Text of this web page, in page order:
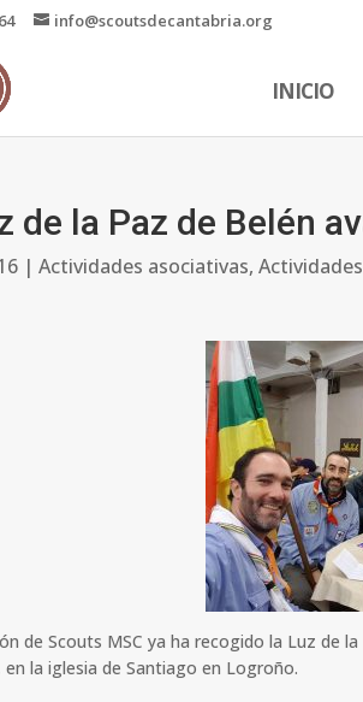
info@scoutsdecantabria.org
INICIO
de la Paz de Belén
|Actividades asociativas,
de Scouts MSC ya ha recogido la Luz de
en la iglesia de Santiago en Logroño.